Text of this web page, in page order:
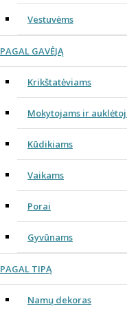
Vestuvėms
PAGAL GAVĖJĄ
Krikštatėviams
Mokytojams ir
Kūdikiams
Vaikams
Porai
Gyvūnams
PAGAL TIPĄ
Namų dekoras